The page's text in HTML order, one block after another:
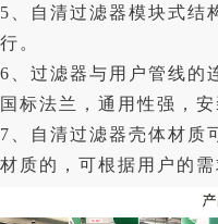
5、自清过滤器模块式结
行。
6、过滤器与用户管线的
国标法兰，通用性强，安
7、自清过滤器壳体材质
材质的，可根据用户的需